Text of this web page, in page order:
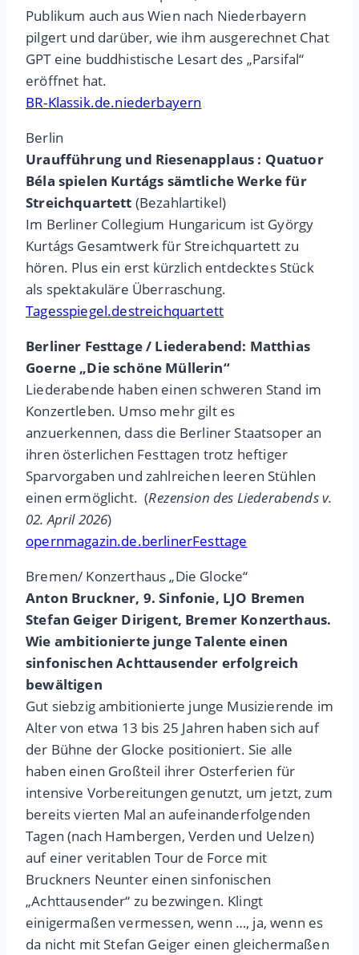
Publikum auch aus Wien nach Niederbayern
pilgert und darüber, wie ihm ausgerechnet Chat
GPT eine buddhistische Lesart des „Parsifal“
eröffnet hat.
BR-Klassik.de.niederbayern
Berlin
Uraufführung und Riesenapplaus : Quatuor
Béla spielen Kurtágs sämtliche Werke für
Streichquartett (Bezahlartikel)
Im Berliner Collegium Hungaricum ist György
Kurtágs Gesamtwerk für Streichquartett zu
hören. Plus ein erst kürzlich entdecktes Stück
als spektakuläre Überraschung.
Tagesspiegel.destreichquartett
Berliner Festtage / Liederabend: Matthias
Goerne „Die schöne Müllerin“
Liederabende haben einen schweren Stand im
Konzertleben. Umso mehr gilt es
anzuerkennen, dass die Berliner Staatsoper an
ihren österlichen Festtagen trotz heftiger
Sparvorgaben und zahlreichen leeren Stühlen
einen ermöglicht. (Rezension des Liederabends v.
02. April 2026)
opernmagazin.de.berlinerFesttage
Bremen/ Konzerthaus „Die Glocke“
Anton Bruckner, 9. Sinfonie, LJO Bremen
Stefan Geiger Dirigent, Bremer Konzerthaus.
Wie ambitionierte junge Talente einen
sinfonischen Achttausender erfolgreich
bewältigen
Gut siebzig ambitionierte junge Musizierende im
Alter von etwa 13 bis 25 Jahren haben sich auf
der Bühne der Glocke positioniert. Sie alle
haben einen Großteil ihrer Osterferien für
intensive Vorbereitungen genutzt, um jetzt, zum
bereits vierten Mal an aufeinanderfolgenden
Tagen (nach Hambergen, Verden und Uelzen)
auf einer veritablen Tour de Force mit
Bruckners Neunter einen sinfonischen
„Achttausender“ zu bezwingen. Klingt
einigermaßen vermessen, wenn …, ja, wenn es
da nicht mit Stefan Geiger einen gleichermaßen